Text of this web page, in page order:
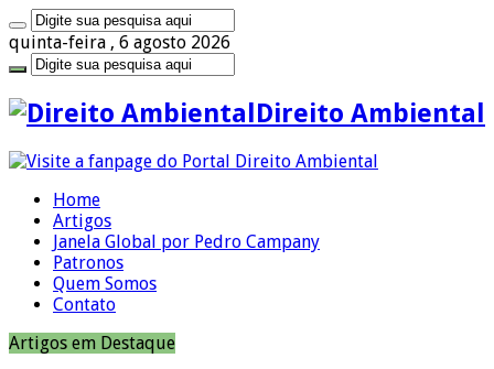
quinta-feira , 6 agosto 2026
Direito Ambiental
Home
Artigos
Janela Global por Pedro Campany
Patronos
Quem Somos
Contato
Artigos em Destaque